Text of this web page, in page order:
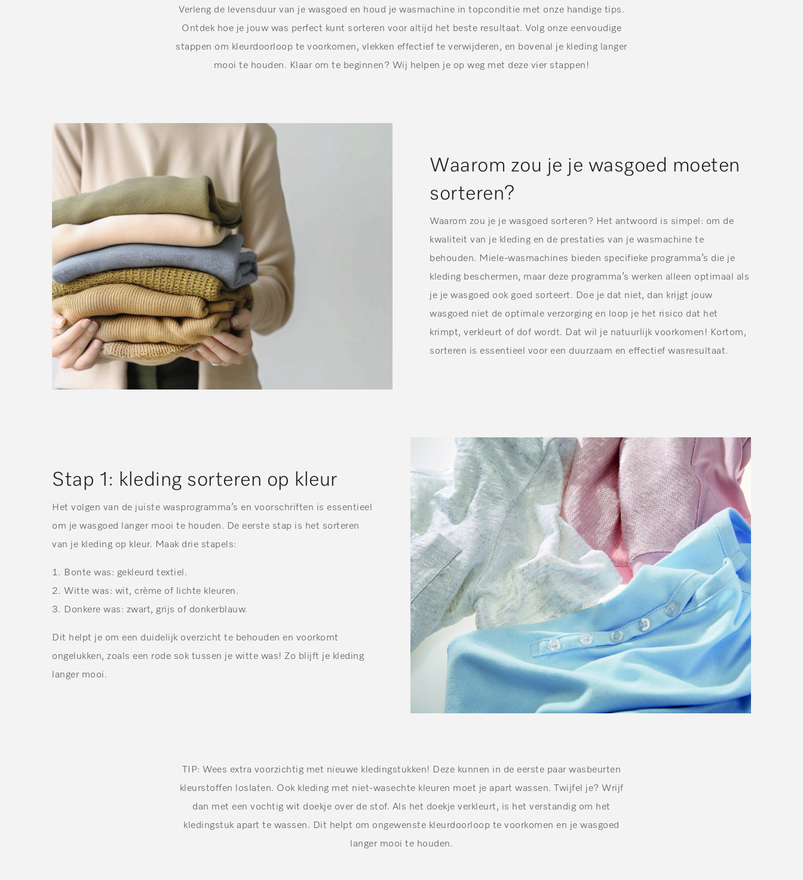
Verleng de levensduur van je wasgoed en houd je wasmachine in topconditie met onze handige tips.
Ontdek hoe je jouw was perfect kunt sorteren voor altijd het beste resultaat. Volg onze eenvoudige
stappen om kleurdoorloop te voorkomen, vlekken effectief te verwijderen, en bovenal je kleding langer
mooi te houden. Klaar om te beginnen? Wij helpen je op weg met deze vier stappen!
Waarom zou je je wasgoed moeten
sorteren?
Waarom zou je je wasgoed sorteren? Het antwoord is simpel: om de
kwaliteit van je kleding en de prestaties van je wasmachine te
behouden. Miele-wasmachines bieden specifieke programma’s die je
kleding beschermen, maar deze programma’s werken alleen optimaal als
je je wasgoed ook goed sorteert. Doe je dat niet, dan krijgt jouw
wasgoed niet de optimale verzorging en loop je het risico dat het
krimpt, verkleurt of dof wordt. Dat wil je natuurlijk voorkomen! Kortom,
sorteren is essentieel voor een duurzaam en effectief wasresultaat.
Stap 1: kleding sorteren op kleur
Het volgen van de juiste wasprogramma’s en voorschriften is essentieel
om je wasgoed langer mooi te houden. De eerste stap is het sorteren
van je kleding op kleur. Maak drie stapels:
Bonte was: gekleurd textiel.
Witte was: wit, crème of lichte kleuren.
Donkere was: zwart, grijs of donkerblauw.
Dit helpt je om een duidelijk overzicht te behouden en voorkomt
ongelukken, zoals een rode sok tussen je witte was! Zo blijft je kleding
langer mooi.
TIP: Wees extra voorzichtig met nieuwe kledingstukken! Deze kunnen in de eerste paar wasbeurten
kleurstoffen loslaten. Ook kleding met niet-wasechte kleuren moet je apart wassen. Twijfel je? Wrijf
dan met een vochtig wit doekje over de stof. Als het doekje verkleurt, is het verstandig om het
kledingstuk apart te wassen. Dit helpt om ongewenste kleurdoorloop te voorkomen en je wasgoed
langer mooi te houden.